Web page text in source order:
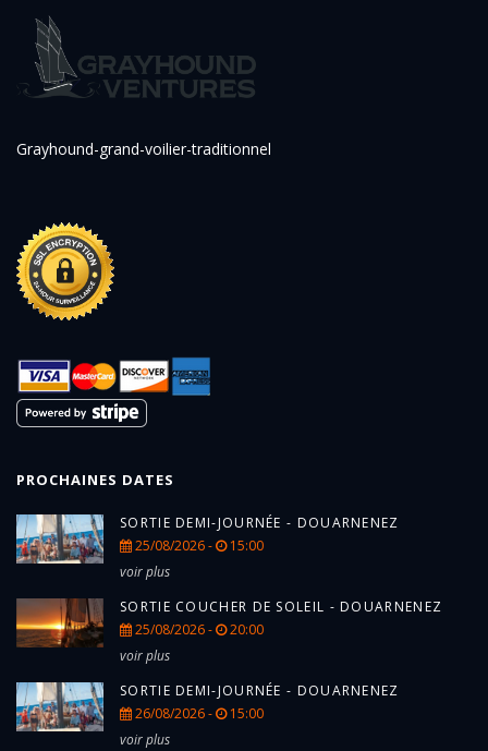
Grayhound-grand-voilier-traditionnel
PROCHAINES DATES
SORTIE DEMI-JOURNÉE - DOUARNENEZ
25/08/2026 -
15:00
voir plus
SORTIE COUCHER DE SOLEIL - DOUARNENEZ
25/08/2026 -
20:00
voir plus
SORTIE DEMI-JOURNÉE - DOUARNENEZ
26/08/2026 -
15:00
voir plus